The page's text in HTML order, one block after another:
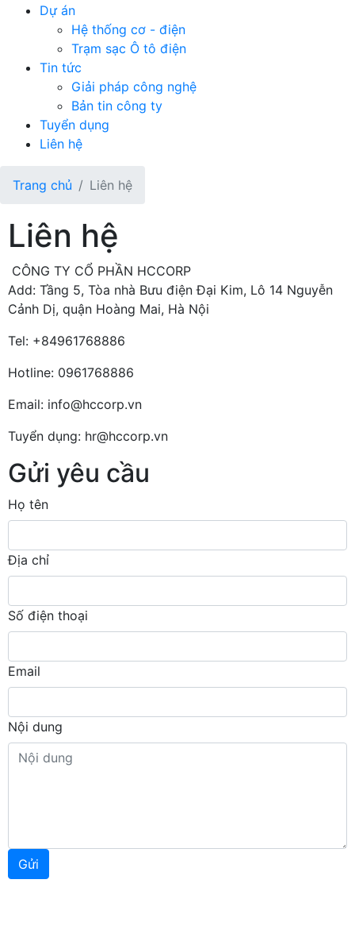
Dự án
Hệ thống cơ - điện
Trạm sạc Ô tô điện
Tin tức
Giải pháp công nghệ
Bản tin công ty
Tuyển dụng
Liên hệ
Trang chủ Liên hệ
Liên hệ
CÔNG TY CỔ PHẦN HCCORP
Add: Tầng 5, Tòa nhà Bưu điện Đại Kim, Lô 14 Nguyễn
Cảnh Dị, quận Hoàng Mai, Hà Nội
Tel: +84961768886
Hotline: 0961768886
Email: info@hccorp.vn
Tuyển dụng: hr@hccorp.vn
Gửi yêu cầu
Họ tên
Địa chỉ
Số điện thoại
Email
Nội dung
Gửi